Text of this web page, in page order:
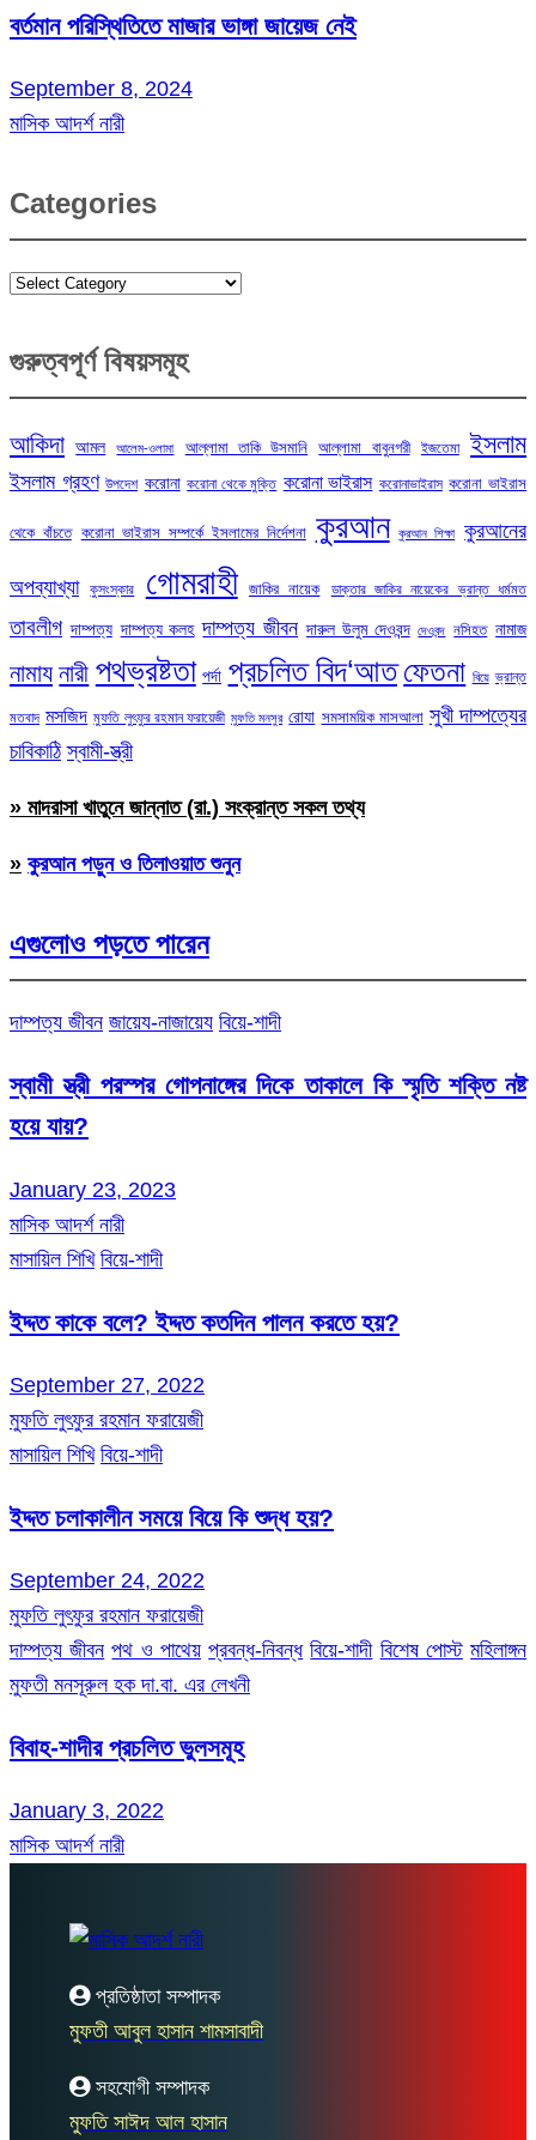
বর্তমান পরিস্থিতিতে মাজার ভাঙ্গা জায়েজ নেই
September 8, 2024
মাসিক আদর্শ নারী
Categories
Categories
গুরুত্বপূর্ণ বিষয়সমূহ
আকিদা আমল আলেম-ওলামা আল্লামা তাকি উসমানি আল্লামা বাবুনগরী ইজতেমা ইসলাম
ইসলাম গ্রহণ উপদেশ করোনা করোনা থেকে মুক্তি করোনা ভাইরাস করোনাভাইরাস করোনা ভাইরাস
থেকে বাঁচতে করোনা ভাইরাস সম্পর্কে ইসলামের নির্দেশনা কুরআন কুরআন শিক্ষা কুরআনের
অপব্যাখ্যা কুসংস্কার গোমরাহী জাকির নায়েক ডাক্তার জাকির নায়েকের ভ্রান্ত ধর্মমত
তাবলীগ দাম্পত্য দাম্পত্য কলহ দাম্পত্য জীবন দারুল উলুম দেওবন্দ দেওবন্দ নসিহত নামাজ
নামায নারী পথভ্রষ্টতা পর্দা প্রচলিত বিদ‘আত ফেতনা বিয়ে ভ্রান্ত
মতবাদ মসজিদ মুফতি লুৎফুর রহমান ফরায়েজী মুফতি মনসুর রোযা সমসাময়িক মাসআলা সুখী দাম্পত্যের
চাবিকাঠি স্বামী-স্ত্রী
» মাদরাসা খাতুনে জান্নাত (রা.) সংক্রান্ত সকল তথ্য
» কুরআন পড়ুন ও তিলাওয়াত শুনুন
এগুলোও পড়তে পারেন
দাম্পত্য জীবন জায়েয-নাজায়েয বিয়ে-শাদী
স্বামী স্ত্রী পরস্পর গোপনাঙ্গের দিকে তাকালে কি স্মৃতি শক্তি নষ্ট
হয়ে যায়?
January 23, 2023
মাসিক আদর্শ নারী
মাসায়িল শিখি বিয়ে-শাদী
ইদ্দত কাকে বলে? ইদ্দত কতদিন পালন করতে হয়?
September 27, 2022
মুফতি লুৎফুর রহমান ফরায়েজী
মাসায়িল শিখি বিয়ে-শাদী
ইদ্দত চলাকালীন সময়ে বিয়ে কি শুদ্ধ হয়?
September 24, 2022
মুফতি লুৎফুর রহমান ফরায়েজী
দাম্পত্য জীবন পথ ও পাথেয় প্রবন্ধ-নিবন্ধ বিয়ে-শাদী বিশেষ পোস্ট মহিলাঙ্গন
মুফতী মনসূরুল হক দা.বা. এর লেখনী
বিবাহ-শাদীর প্রচলিত ভুলসমূহ
January 3, 2022
মাসিক আদর্শ নারী
প্রতিষ্ঠাতা সম্পাদক
মুফতী আবুল হাসান শামসাবাদী
সহযোগী সম্পাদক
মুফতি সাঈদ আল হাসান